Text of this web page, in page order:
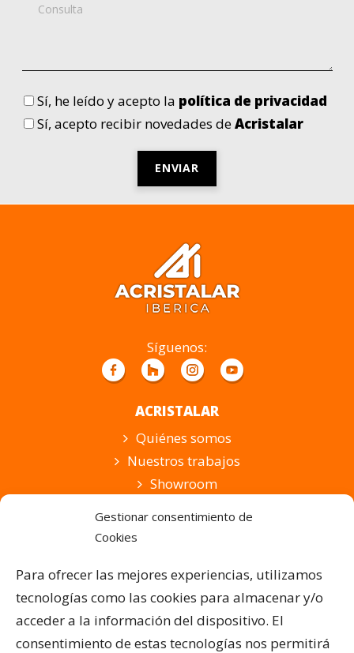
Gestionar consentimiento de
Cookies
Para ofrecer las mejores experiencias, utilizamos
tecnologías como las cookies para almacenar y/o
acceder a la información del dispositivo. El
consentimiento de estas tecnologías nos permitirá
Sí, he leído y acepto la política de privacidad
Sí, acepto recibir novedades deAcristalar
Síguenos:
ACRISTALAR
Quiénes somos
Nuestros trabajos
Showroom
PRODUCTOS Y SERVICIOS
Pérgolas Bioclimáticas
Cortinas de Cristal
Cubiertas para Pisicinas
Acristalar Contract – Soluciones Profesionales